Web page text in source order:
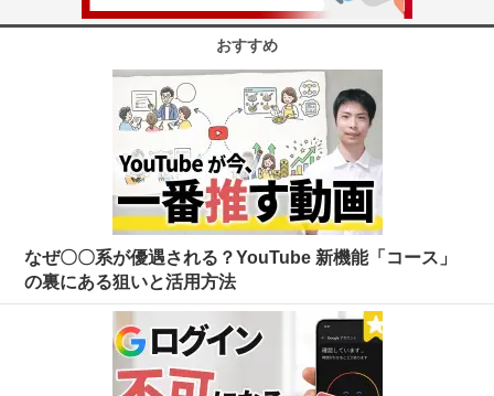
おすすめ
なぜ〇〇系が優遇される？YouTube 新機能「コース」
の裏にある狙いと活用方法